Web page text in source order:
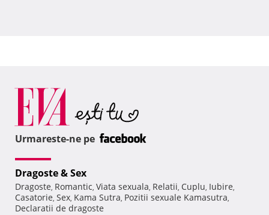
Urmareste-ne pe
Dragoste & Sex
Dragoste, Romantic, Viata sexuala, Relatii, Cuplu, Iubire,
Casatorie, Sex, Kama Sutra, Pozitii sexuale Kamasutra,
Declaratii de dragoste